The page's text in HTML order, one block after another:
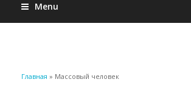
Menu
Вы здесь
Главная » Массовый человек